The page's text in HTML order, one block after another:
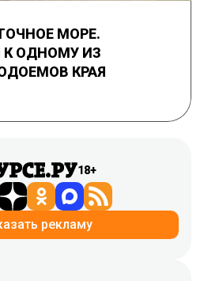
МОРЕ.
К ОДНОМУ ИЗ
КРАЯ
18+
рекламу